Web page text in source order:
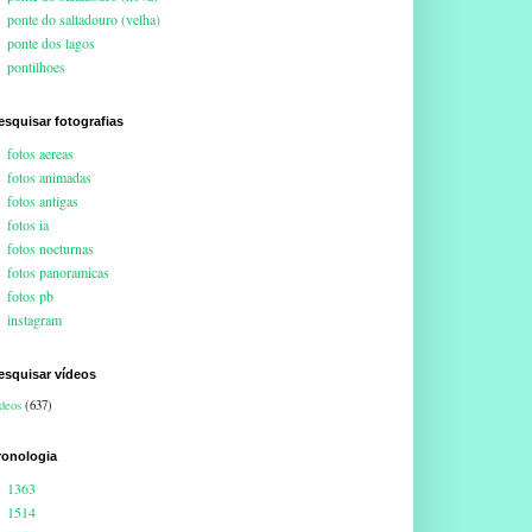
ponte do saltadouro (velha)
ponte dos lagos
pontilhoes
fotografias
fotos aereas
fotos animadas
fotos antigas
fotos ia
fotos nocturnas
fotos panoramicas
fotos pb
instagram
vídeos
(637)
1363
1514